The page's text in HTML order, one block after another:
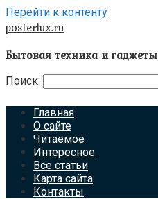
Перейти к контенту
posterlux.ru
Бытовая техника и гаджеты
Поиск:
Главная
О сайте
Читаемое
Интересное
Все статьи
Карта сайта
Контакты